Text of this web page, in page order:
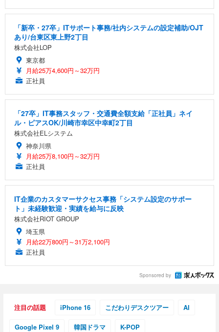
「新卒・27卒」ITサポート事務/社内システムの設定補助/OJT
あり/台東区東上野2丁目
株式会社LOP
東京都
月給25万4,600円～32万円
正社員
「27卒」IT事務スタッフ・交通費全額支給「正社員」ネイ
ル・ピアスOK/川崎市幸区中幸町2丁目
株式会社ELシステム
神奈川県
月給25万8,100円～32万円
正社員
IT企業のカスタマーサクセス事務「システム設定のサポー
ト」未経験歓迎・実績を給与に反映
株式会社RIOT GROUP
埼玉県
月給22万800円～31万2,100円
正社員
Sponsored by
注目の話題 iPhone 16 こだわりデスクツアー AI
Google Pixel 9 韓国ドラマ K-POP